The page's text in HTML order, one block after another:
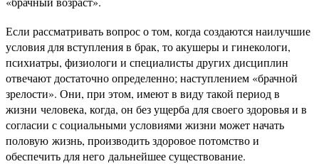
Если рассматривать вопрос о том, когда создаются наилучшие
условия для вступления в брак, то акушеры и гинекологи,
психиатры, физиологи и специалисты других дисциплин
отвечают достаточно определенно; наступлением «брачной
зрелости». Они, при этом, имеют в виду такой период в
жизни человека, когда, он без ущерба для своего здоровья и в
согласии с социальными условиями жизни может начать
половую жизнь, производить здоровое потомство и
обеспечить для него дальнейшее существование.